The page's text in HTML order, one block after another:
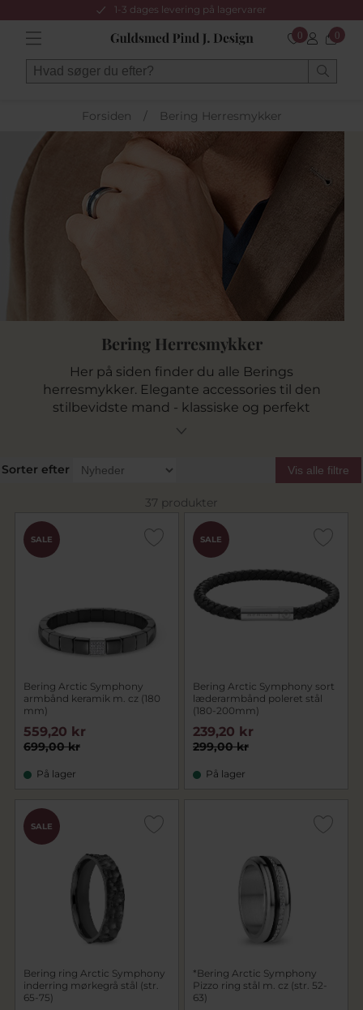
1-3 dages levering på lagervarer
0 0
Forsiden / Bering Herresmykker
Bering Herresmykker
Her på siden finder du alle Berings
herresmykker. Elegante accessories til den
stilbevidste mand - klassiske og perfekt
afstemt med BERINGs herreure. Se også de
yderring. Ved ringkombinationer med en
yderring og én eller flere inderinge skal det
amerikanske mål på ringene matche
nummeret inden det sidste tal i
varenummeret)
Sorter efter Vis alle filtre
37 produkter
SALE
Bering Arctic Symphony
armbånd keramik m. cz (180
mm)
699,00 kr
559,20 kr
På lager
SALE
Bering Arctic Symphony sort
læderarmbånd poleret stål
(180-200mm)
299,00 kr
239,20 kr
På lager
SALE
Bering ring Arctic Symphony
inderring mørkegrå stål (str.
65-75)
*Bering Arctic Symphony
Pizzo ring stål m. cz (str. 52-
63)